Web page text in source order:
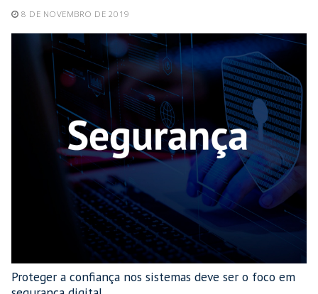
8 DE NOVEMBRO DE 2019
Proteger a confiança nos sistemas deve ser o foco em